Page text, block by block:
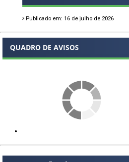
Publicado em: 16 de julho de 2026
QUADRO DE AVISOS